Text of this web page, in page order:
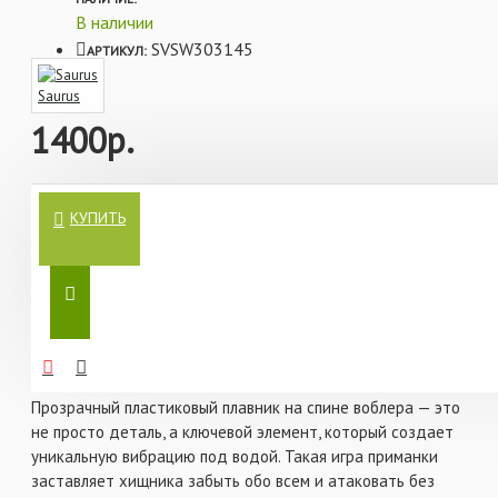
Характеристики:
- Модель: Vivra-SW
- Класс: раттлин
- Длина: 65 мм
- Тип плавучести: тонущий
1400р.
В наличии
АРТИКУЛ: SVSW303145
Saurus
КУПИТЬ
Воблер Saurus Vivra-SW 65 15 гр #145 — это не просто
приманка, а настоящий шедевр для тех, кто ценит
ваша снасть превращается в идеальный инструмент для
ловли хищника, будь то летом или зимой. Этот раттлин от
которое покоряет своей продуманностью и изысканным
дизайном.
Прозрачный пластиковый плавник на спине воблера — это
не просто деталь, а ключевой элемент, который создает
уникальную вибрацию под водой. Такая игра приманки
заставляет хищника забыть обо всем и атаковать без